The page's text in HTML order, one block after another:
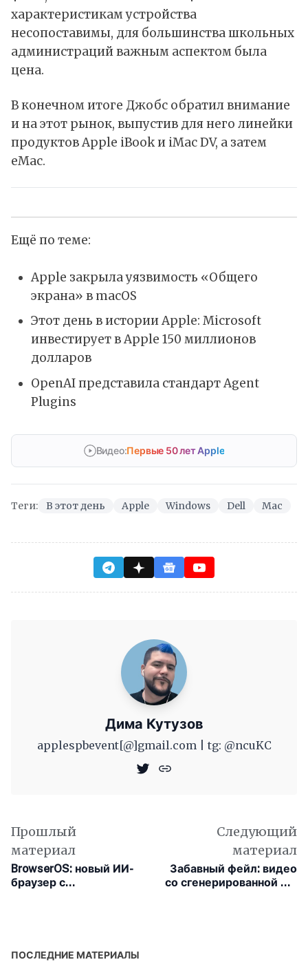
характеристикам устройства
несопоставимы, для большинства школьных
администраций важным аспектом была
цена.
В конечном итоге Джобс обратил внимание
и на этот рынок, выпустив для него линейки
продуктов Apple iBook и iMac DV, а затем
eMac.
Ещё по теме:
Apple закрыла уязвимость «Общего
экрана» в macOS
Этот день в истории Apple: Microsoft
инвестирует в Apple 150 миллионов
долларов
OpenAI представила стандарт Agent
Plugins
Видео:Первые 50 лет Apple
Теги: В этот день Apple Windows Dell Mac
Дима Кутузов
applespbevent[@]gmail.com | tg: @ncuKC
Прошлый
материал
BrowserOS: новый ИИ-
браузер с
Следующий
материал
Забавный фейл: видео
со сгенерированной ИИ
ПОСЛЕДНИЕ МАТЕРИАЛЫ